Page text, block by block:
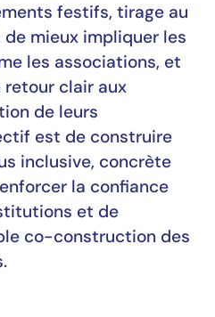
festifs, tirage au
mieux impliquer les
les associations, et
retour clair aux
de leurs
est de construire
inclusive, concrète
la confiance
et de
co-construction des